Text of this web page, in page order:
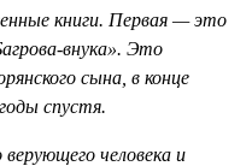
книги. Первая — это
внука». Это
сына, в конце
спустя.
человека и